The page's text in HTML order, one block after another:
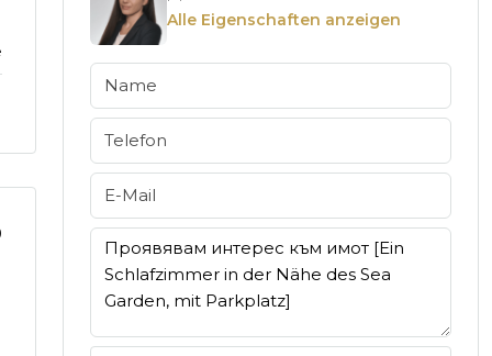
Alle Eigenschaften anzeigen